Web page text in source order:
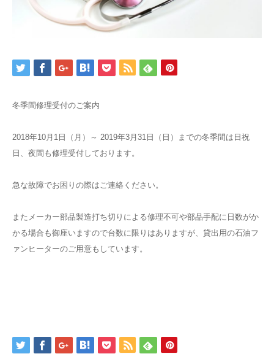
冬季間修理受付のご案内
2018年10月1日（月）～ 2019年3月31日（日）までの冬季間は日祝
日、夜間も修理受付しております。
急な故障でお困りの際はご連絡ください。
またメーカー部品製造打ち切りによる修理不可や部品手配に日数がか
かる場合も御座いますので台数に限りはありますが、貸出用の石油フ
ァンヒーターのご用意もしています。